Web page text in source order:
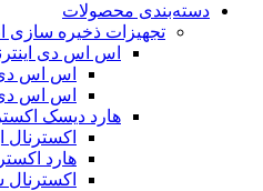
دسته‌بندی محصولات
تجهیزات ذخیره سازی
اس اس دی
اس اس
اس اس
هارد دیسک
اکسترنال
هارد
اکسترنال